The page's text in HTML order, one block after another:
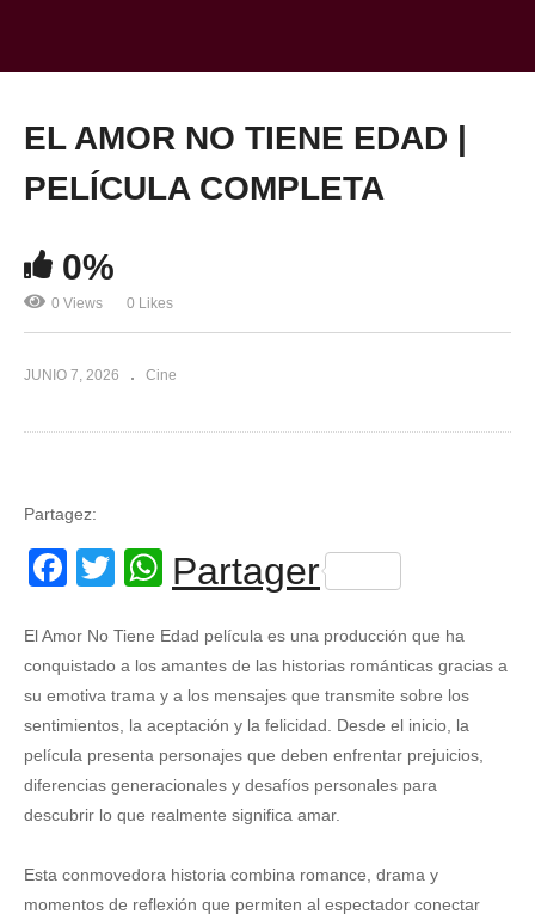
EL AMOR NO TIENE EDAD |
PELÍCULA COMPLETA
0%
0 Views 0 Likes
JUNIO 7, 2026 Cine
Partagez:
Facebook
Twitter
WhatsApp
Partager
El Amor No Tiene Edad película es una producción que ha
conquistado a los amantes de las historias románticas gracias a
su emotiva trama y a los mensajes que transmite sobre los
sentimientos, la aceptación y la felicidad. Desde el inicio, la
película presenta personajes que deben enfrentar prejuicios,
diferencias generacionales y desafíos personales para
descubrir lo que realmente significa amar.
Esta conmovedora historia combina romance, drama y
momentos de reflexión que permiten al espectador conectar